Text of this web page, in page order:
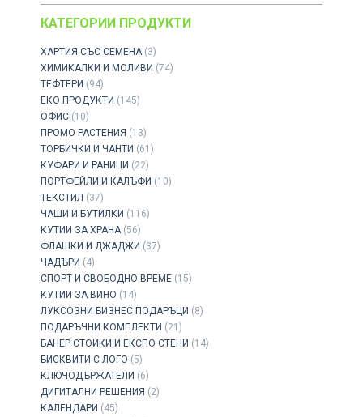
КАТЕГОРИИ ПРОДУКТИ
ХАРТИЯ СЪС СЕМЕНА (3)
ХИМИКАЛКИ И МОЛИВИ (74)
ТЕФТЕРИ (94)
ЕКО ПРОДУКТИ (145)
ОФИС (10)
ПРОМО РАСТЕНИЯ (13)
ТОРБИЧКИ И ЧАНТИ (61)
КУФАРИ И РАНИЦИ (22)
ПОРТФЕЙЛИ И КАЛЪФИ (10)
ТЕКСТИЛ (37)
ЧАШИ И БУТИЛКИ (116)
КУТИИ ЗА ХРАНА (56)
ФЛАШКИ И ДЖАДЖИ (37)
ЧАДЪРИ (4)
СПОРТ И СВОБОДНО ВРЕМЕ (15)
КУТИИ ЗА ВИНО (14)
ЛУКСОЗНИ БИЗНЕС ПОДАРЪЦИ (8)
ПОДАРЪЧНИ КОМПЛЕКТИ (21)
БАНЕР СТОЙКИ И ЕКСПО СТЕНИ (14)
БИСКВИТИ С ЛОГО (5)
КЛЮЧОДЪРЖАТЕЛИ (6)
ДИГИТАЛНИ РЕШЕНИЯ (2)
КАЛЕНДАРИ (45)